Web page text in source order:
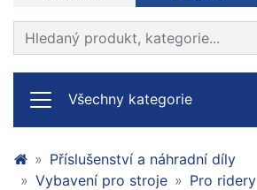
Prohledat web
Všechny kategorie
Příslušenství a náhradní díly
Vybavení pro stroje
Pro ridery